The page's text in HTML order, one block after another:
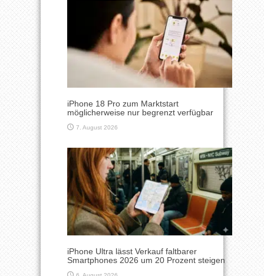
iPhone 18 Pro zum Marktstart
möglicherweise nur begrenzt verfügbar
7. August 2026
iPhone Ultra lässt Verkauf faltbarer
Smartphones 2026 um 20 Prozent steigen